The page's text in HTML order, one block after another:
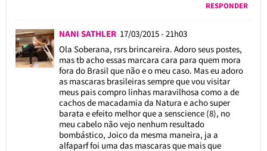
RESPONDER
NANI SATHLER 17/03/2015 - 21h03
Ola Soberana, rsrs brincareira. Adoro seus postes,
mas tb acho essas marcara cara para quem mora
fora do Brasil que não e o meu caso. Mas eu adoro
as mascaras brasileiras sempre que vou visitar
meus pais compro linhas maravilhosa como a de
cachos de macadamia da Natura e acho super
barata e efeito melhor que a senscience (8), no
meu cabelo não vejo nenhum resultado
bombástico, Joico da mesma maneira, ja a
alfaparf foi uma das mascaras que mais que